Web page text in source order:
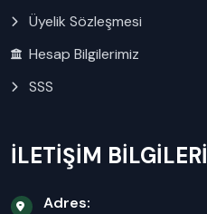
Üyelik Sözleşmesi
Hesap Bilgilerimiz
SSS
İLETİŞİM BİLGİLERİ
Adres: